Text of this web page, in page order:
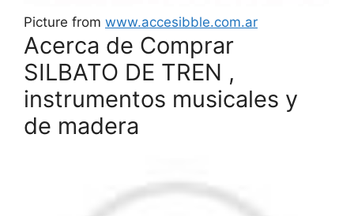
Picture from www.accesibble.com.ar
Acerca de Comprar
SILBATO DE TREN ,
instrumentos musicales y
de madera